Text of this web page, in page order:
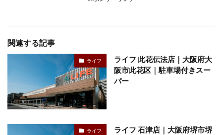
関連する記事
ライフ
ライフ 此花伝法店｜大阪府大
阪市此花区｜駐車場付きスー
パー
ライフ
ライフ 石津店｜大阪府堺市堺